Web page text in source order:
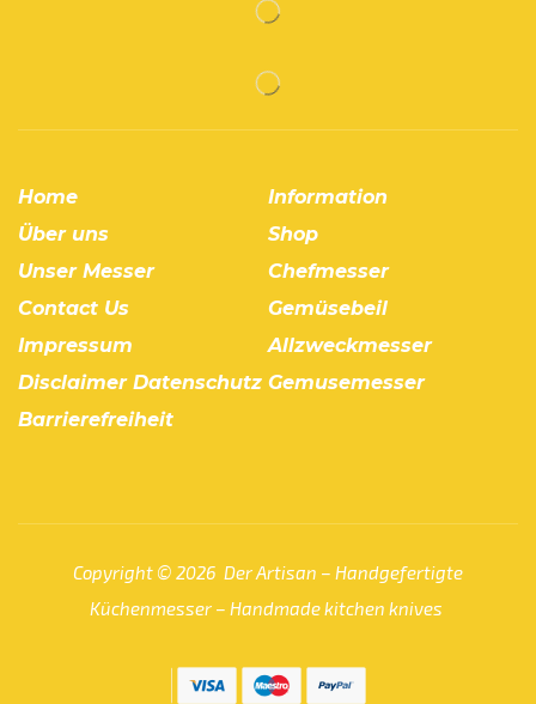
Home
Über uns
Unser Messer
Contact Us
Impressum
Disclaimer Datenschutz
Barrierefreiheit
Information
Shop
Chefmesser
Gemüsebeil
Allzweckmesser
Gemusemesser
Copyright © 2026 Der Artisan – Handgefertigte
Küchenmesser – Handmade kitchen knives